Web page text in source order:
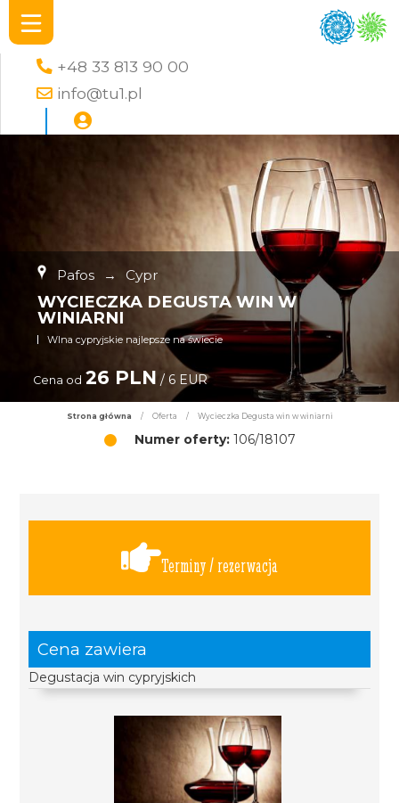
+48 33 813 90 00
info@tu1.pl
Pafos → Cypr
WYCIECZKA DEGUSTA WIN W
WINIARNI
WIna cypryjskie najlepsze na świecie
Cena od 26 PLN / 6 EUR
Strona główna / Oferta / Wycieczka Degusta win w winiarni
Numer oferty:106/18107
Terminy / rezerwacja
Cena zawiera
Degustacja win cypryjskich